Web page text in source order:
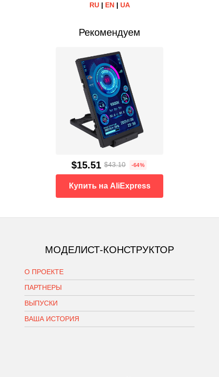
RU| EN| UA
Рекомендуем
$15.51 $43.10 -64%
Купить на AliExpress
МОДЕЛИСТ-КОНСТРУКТОР
О ПРОЕКТЕ
ПАРТНЕРЫ
ВЫПУСКИ
ВАША ИСТОРИЯ